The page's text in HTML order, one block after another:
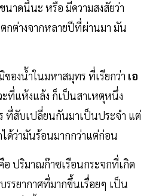
าดนี้นะ หรือ มีความสงสัยว่า
กต่างจากหลายปีที่ผ่านมา มัน
งนํ้าในมหาสมุทร ที่เรียกว่า เอ
ะที่แห้งแล้ง ก็เป็นสาเหตุหนึ่ง
ที่สับเปลี่ยนกันมาเป็นประจำ แต่
ด้ว่ามันร้อนมากกว่าแต่ก่อน
ปริมาณก๊าซเรือนกระจกที่เกิด
รยากาศที่มากขึ้นเรื่อยๆ เป็น